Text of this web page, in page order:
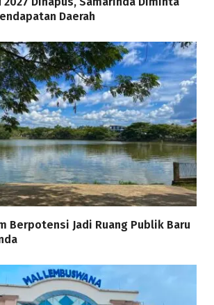
Daerah
Berpotensi Jadi Ruang Publik Baru